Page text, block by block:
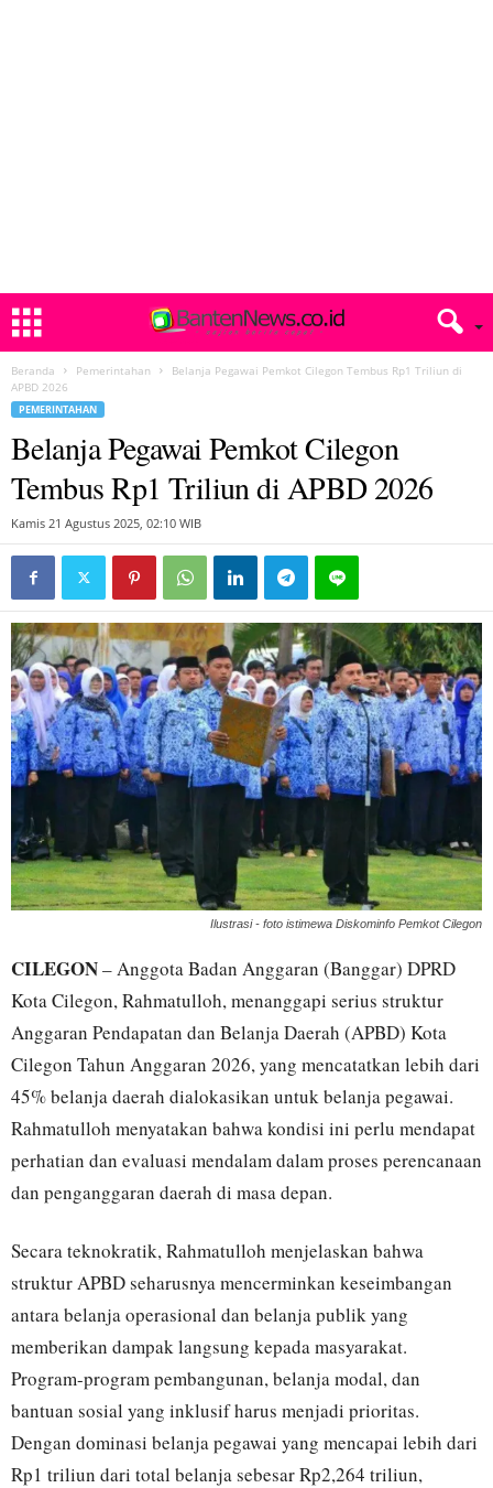
Beranda Pemerintahan
Belanja Pegawai Pemkot Cilegon Tembus Rp1 Triliun di
APBD 2026
PEMERINTAHAN
Belanja Pegawai Pemkot Cilegon
Tembus Rp1 Triliun di APBD 2026
Kamis 21 Agustus 2025, 02:10 WIB
Ilustrasi - foto istimewa Diskominfo Pemkot Cilegon
CILEGON– Anggota Badan Anggaran (Banggar) DPRD
Kota Cilegon, Rahmatulloh, menanggapi serius struktur
Anggaran Pendapatan dan Belanja Daerah (APBD) Kota
Cilegon Tahun Anggaran 2026, yang mencatatkan lebih dari
45% belanja daerah dialokasikan untuk belanja pegawai.
Rahmatulloh menyatakan bahwa kondisi ini perlu mendapat
perhatian dan evaluasi mendalam dalam proses perencanaan
dan penganggaran daerah di masa depan.
Secara teknokratik, Rahmatulloh menjelaskan bahwa
struktur APBD seharusnya mencerminkan keseimbangan
antara belanja operasional dan belanja publik yang
memberikan dampak langsung kepada masyarakat.
Program-program pembangunan, belanja modal, dan
bantuan sosial yang inklusif harus menjadi prioritas.
Dengan dominasi belanja pegawai yang mencapai lebih dari
Rp1 triliun dari total belanja sebesar Rp2,264 triliun,